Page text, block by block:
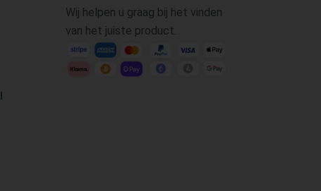
Wij helpen u graag bij het vinden
van het juiste product.